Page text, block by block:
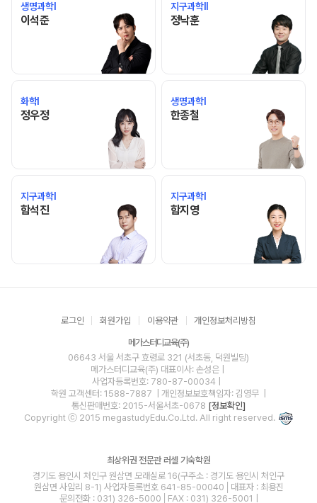
생명과학I
이석준이석준 선생님 홈 바로가기
지구과학II
정낙훈정낙훈 선생님 홈 바로가기
화학I
정우정정우정 선생님 홈 바로가기
생명과학I
한종철 한종철 선생님 홈 바로가기
지구과학I
함석진함석진 선생님 홈 바로가기
지구과학I
함지영함지영 선생님 홈 바로가기
로그인 회원가입 이용약관 개인정보처리방침
메가스터디교육(주)
06643 서울 서초구 효령로 321 (서초동, 덕원빌딩)
메가스터디교육(주) 대표이사: 손성은 |
사업자등록번호: 780-87-00034
학원 고객센터: 1588-7887
| 개인정보보호책임자: 김영무
통신판매번호: 2015-서울서초-0678 [정보확인]
Copyright ⓒ 2015 megastudyEdu.Co.Ltd. All right reserved.
최상위권 전문관 러셀 기숙학원
경기도 용인시 처인구 원삼면 모래실로 16(구주소 : 경기도 용인시 처인구
원삼면 사암리 8-1) 사업자등록번호 641-85-00040│대표자 : 최용진
문의전화 : 031) 326-5000│FAX : 031) 326-5001 |